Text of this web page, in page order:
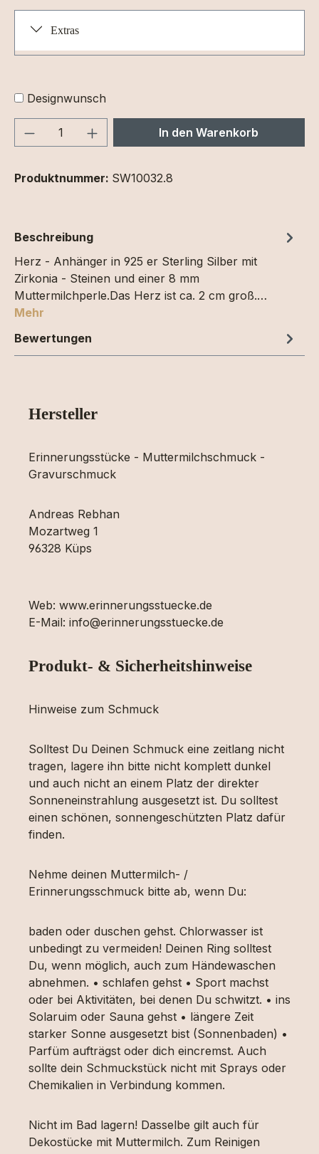
Extras
Designwunsch
Produkt Anzahl: Gib denIn den Warenkorb
Produktnummer: SW10032.8
Beschreibung
Herz - Anhänger in 925 er Sterling Silber mit
Zirkonia - Steinen und einer 8 mm
Muttermilchperle.Das Herz ist ca. 2 cm groß.…
Mehr
Bewertungen
Hersteller
Erinnerungsstücke - Muttermilchschmuck -
Gravurschmuck
Andreas Rebhan
Mozartweg 1
96328 Küps
Web: www.erinnerungsstuecke.de
E-Mail: info@erinnerungsstuecke.de
Produkt- & Sicherheitshinweise
Hinweise zum Schmuck
Solltest Du Deinen Schmuck eine zeitlang nicht
tragen, lagere ihn bitte nicht komplett dunkel
und auch nicht an einem Platz der direkter
Sonneneinstrahlung ausgesetzt ist. Du solltest
einen schönen, sonnengeschützten Platz dafür
finden.
Nehme deinen Muttermilch- /
Erinnerungsschmuck bitte ab, wenn Du:
baden oder duschen gehst. Chlorwasser ist
unbedingt zu vermeiden! Deinen Ring solltest
Du, wenn möglich, auch zum Händewaschen
abnehmen. • schlafen gehst • Sport machst
oder bei Aktivitäten, bei denen Du schwitzt. • ins
Solaruim oder Sauna gehst • längere Zeit
starker Sonne ausgesetzt bist (Sonnenbaden) •
Parfüm aufträgst oder dich eincremst. Auch
sollte dein Schmuckstück nicht mit Sprays oder
Chemikalien in Verbindung kommen.
Nicht im Bad lagern! Dasselbe gilt auch für
Dekostücke mit Muttermilch. Zum Reinigen